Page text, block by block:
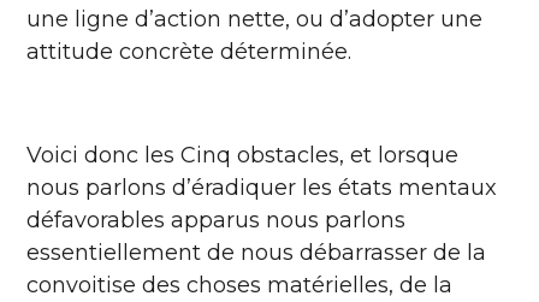
une ligne d’action nette, ou d’adopter une
attitude concrète déterminée.
Voici donc les Cinq obstacles, et lorsque
nous parlons d’éradiquer les états mentaux
défavorables apparus nous parlons
essentiellement de nous débarrasser de la
convoitise des choses matérielles, de la